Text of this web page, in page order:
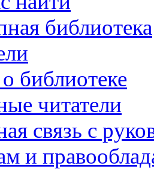
библиотека
библиотеке
читатели
связь с
и